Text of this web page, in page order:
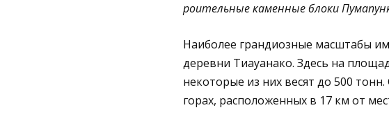
роительные каменные блоки
Наиболее грандиозные масштабы
деревни Тиауанако. Здесь на
некоторые из них весят до 500
горах, расположенных в 17 км от